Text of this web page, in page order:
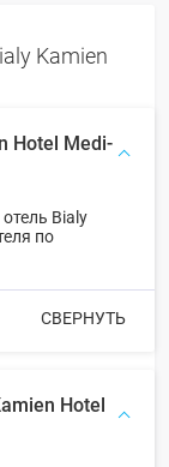
Kamien
Hotel Medi-
Bialy
по
СВЕРНУТЬ
Hotel